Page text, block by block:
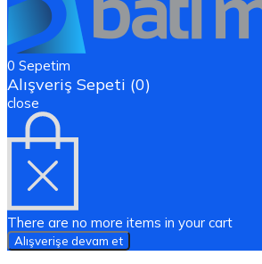
0 Sepetim
Alışveriş Sepeti (0)
close
There are no more items in your cart
Alışverişe devam et